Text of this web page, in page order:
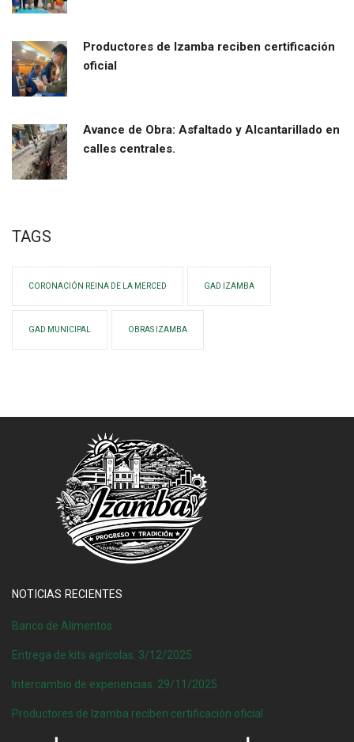
Productores de Izamba reciben certificación
oficial
Avance de Obra: Asfaltado y Alcantarillado en
calles centrales.
TAGS
CORONACIÓN REINA DE LA MERCED GAD IZAMBA
GAD MUNICIPAL OBRAS IZAMBA
NOTICIAS RECIENTES
Banco de Alimentos
Entrega de kits agrícolas. 3/12/2025
Intercambio de experiencias. 29/11/2025
Productores de Izamba reciben certificación oficial